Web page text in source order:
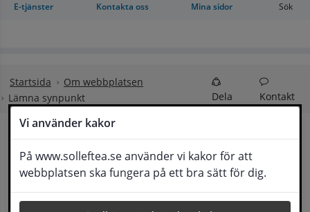
Vi använder kakor
På www.solleftea.se använder vi kakor för att
webbplatsen ska fungera på ett bra sätt för dig.
E-tjänster Kontakta oss Mina sidor Sök
Startsida
Om webbplatsen
Lämna synpunkt
Dela Kontakt
Lämna synpunkt
Här kan du lämna synpunkter, förslag och